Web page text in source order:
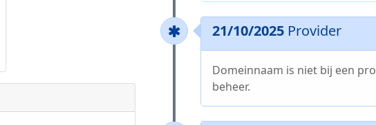
21/10/2025 Provider
Domeinnaam is niet bij een
beheer.